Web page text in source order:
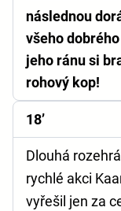
následnou
všeho
jeho ránu si
rohový kop!
18’
Dlouhá
rychlé akci
vyřešil jen za